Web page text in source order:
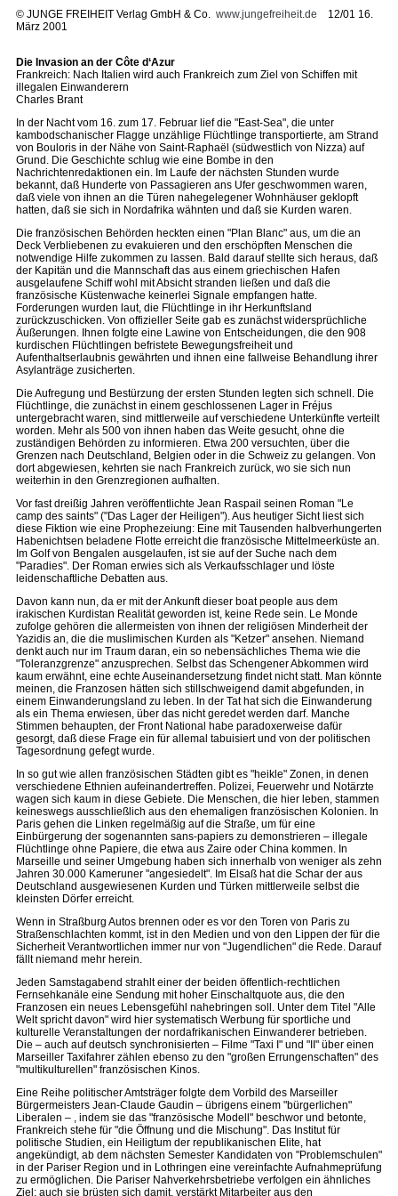
© JUNGE FREIHEIT Verlag GmbH & Co. www.jungefreiheit.de 12/01 16.
März 2001
Die Invasion an der Côte d‘Azur
Frankreich: Nach Italien wird auch Frankreich zum Ziel von Schiffen mit
illegalen Einwanderern
Charles Brant
In der Nacht vom 16. zum 17. Februar lief die "East-Sea", die unter
kambodschanischer Flagge unzählige Flüchtlinge transportierte, am Strand
von Bouloris in der Nähe von Saint-Raphaël (südwestlich von Nizza) auf
Grund. Die Geschichte schlug wie eine Bombe in den
Nachrichtenredaktionen ein. Im Laufe der nächsten Stunden wurde
bekannt, daß Hunderte von Passagieren ans Ufer geschwommen waren,
daß viele von ihnen an die Türen nahegelegener Wohnhäuser geklopft
hatten, daß sie sich in Nordafrika wähnten und daß sie Kurden waren.
Die französischen Behörden heckten einen "Plan Blanc" aus, um die an
Deck Verbliebenen zu evakuieren und den erschöpften Menschen die
notwendige Hilfe zukommen zu lassen. Bald darauf stellte sich heraus, daß
der Kapitän und die Mannschaft das aus einem griechischen Hafen
ausgelaufene Schiff wohl mit Absicht stranden ließen und daß die
französische Küstenwache keinerlei Signale empfangen hatte.
Forderungen wurden laut, die Flüchtlinge in ihr Herkunftsland
zurückzuschicken. Von offizieller Seite gab es zunächst widersprüchliche
Äußerungen. Ihnen folgte eine Lawine von Entscheidungen, die den 908
kurdischen Flüchtlingen befristete Bewegungsfreiheit und
Aufenthaltserlaubnis gewährten und ihnen eine fallweise Behandlung ihrer
Asylanträge zusicherten.
Die Aufregung und Bestürzung der ersten Stunden legten sich schnell. Die
Flüchtlinge, die zunächst in einem geschlossenen Lager in Fréjus
untergebracht waren, sind mittlerweile auf verschiedene Unterkünfte verteilt
worden. Mehr als 500 von ihnen haben das Weite gesucht, ohne die
zuständigen Behörden zu informieren. Etwa 200 versuchten, über die
Grenzen nach Deutschland, Belgien oder in die Schweiz zu gelangen. Von
dort abgewiesen, kehrten sie nach Frankreich zurück, wo sie sich nun
weiterhin in den Grenzregionen aufhalten.
Vor fast dreißig Jahren veröffentlichte Jean Raspail seinen Roman "Le
camp des saints" ("Das Lager der Heiligen"). Aus heutiger Sicht liest sich
diese Fiktion wie eine Prophezeiung: Eine mit Tausenden halbverhungerten
Habenichtsen beladene Flotte erreicht die französische Mittelmeerküste an.
Im Golf von Bengalen ausgelaufen, ist sie auf der Suche nach dem
"Paradies". Der Roman erwies sich als Verkaufsschlager und löste
leidenschaftliche Debatten aus.
Davon kann nun, da er mit der Ankunft dieser boat people aus dem
irakischen Kurdistan Realität geworden ist, keine Rede sein. Le Monde
zufolge gehören die allermeisten von ihnen der religiösen Minderheit der
Yazidis an, die die muslimischen Kurden als "Ketzer" ansehen. Niemand
denkt auch nur im Traum daran, ein so nebensächliches Thema wie die
"Toleranzgrenze" anzusprechen. Selbst das Schengener Abkommen wird
kaum erwähnt, eine echte Auseinandersetzung findet nicht statt. Man könnte
meinen, die Franzosen hätten sich stillschweigend damit abgefunden, in
einem Einwanderungsland zu leben. In der Tat hat sich die Einwanderung
als ein Thema erwiesen, über das nicht geredet werden darf. Manche
Stimmen behaupten, der Front National habe paradoxerweise dafür
gesorgt, daß diese Frage ein für allemal tabuisiert und von der politischen
Tagesordnung gefegt wurde.
In so gut wie allen französischen Städten gibt es "heikle" Zonen, in denen
verschiedene Ethnien aufeinandertreffen. Polizei, Feuerwehr und Notärzte
wagen sich kaum in diese Gebiete. Die Menschen, die hier leben, stammen
keineswegs ausschließlich aus den ehemaligen französischen Kolonien. In
Paris gehen die Linken regelmäßig auf die Straße, um für eine
Einbürgerung der sogenannten sans-papiers zu demonstrieren – illegale
Flüchtlinge ohne Papiere, die etwa aus Zaire oder China kommen. In
Marseille und seiner Umgebung haben sich innerhalb von weniger als zehn
Jahren 30.000 Kameruner "angesiedelt". Im Elsaß hat die Schar der aus
Deutschland ausgewiesenen Kurden und Türken mittlerweile selbst die
kleinsten Dörfer erreicht.
Wenn in Straßburg Autos brennen oder es vor den Toren von Paris zu
Straßenschlachten kommt, ist in den Medien und von den Lippen der für die
Sicherheit Verantwortlichen immer nur von "Jugendlichen" die Rede. Darauf
fällt niemand mehr herein.
Jeden Samstagabend strahlt einer der beiden öffentlich-rechtlichen
Fernsehkanäle eine Sendung mit hoher Einschaltquote aus, die den
Franzosen ein neues Lebensgefühl nahebringen soll. Unter dem Titel "Alle
Welt spricht davon" wird hier systematisch Werbung für sportliche und
kulturelle Veranstaltungen der nordafrikanischen Einwanderer betrieben.
Die – auch auf deutsch synchronisierten – Filme "Taxi I" und "II" über einen
Marseiller Taxifahrer zählen ebenso zu den "großen Errungenschaften" des
"multikulturellen" französischen Kinos.
Eine Reihe politischer Amtsträger folgte dem Vorbild des Marseiller
Bürgermeisters Jean-Claude Gaudin – übrigens einem "bürgerlichen"
Liberalen – , indem sie das "französische Modell" beschwor und betonte,
Frankreich stehe für "die Öffnung und die Mischung". Das Institut für
politische Studien, ein Heiligtum der republikanischen Elite, hat
angekündigt, ab dem nächsten Semester Kandidaten von "Problemschulen"
in der Pariser Region und in Lothringen eine vereinfachte Aufnahmeprüfung
zu ermöglichen. Die Pariser Nahverkehrsbetriebe verfolgen ein ähnliches
Ziel; auch sie brüsten sich damit, verstärkt Mitarbeiter aus den